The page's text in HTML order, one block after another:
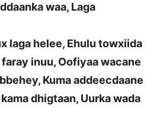
waa, Laga
laga helee, Ehulu towxiida
inuu, Oofiyaa wacane
Kuma addeecdaane
dhigtaan, Uurka wada